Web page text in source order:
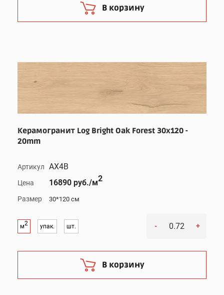
В корзину
Керамогранит Log Bright Oak Forest 30x120 -
20mm
Артикул AX4B
Цена 16890 руб./м2
Размер 30*120 см
м2 упак. шт. - +
В корзину